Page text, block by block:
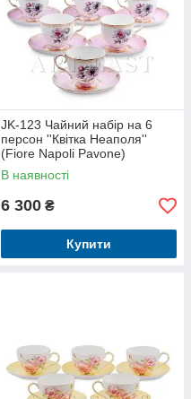
JK-123 Чайний набір на 6
персон ''Квітка Неаполя''
(Fiore Napoli Pavone)
В наявності
6 300 ₴
Купити